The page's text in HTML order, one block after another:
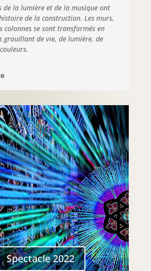
de la lumière et de la musique ont
de la construction. Les murs,
colonnes se sont transformés en
grouillant de vie, de lumière, de
Spectacle 2022